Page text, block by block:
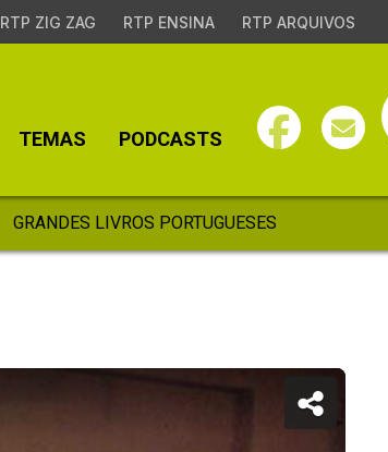
RTP ZIG ZAG RTP ENSINA RTP ARQUIVOS
TEMAS PODCASTS
GRANDES LIVROS PORTUGUESES